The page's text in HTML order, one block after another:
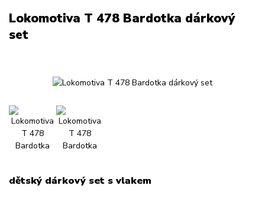
Lokomotiva T 478 Bardotka dárkový
set
dětský dárkový set s vlakem